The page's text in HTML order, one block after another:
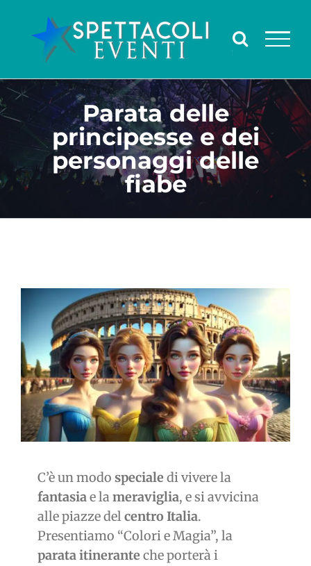
contenuto
Parata delle
principesse e dei
personaggi delle
fiabe
Ingrandisci
immagine
C’è un modo speciale di vivere la
fantasiae lameraviglia, e si avvicina
alle piazze delcentro Italia.
Presentiamo “Colori e Magia”, la
parata itinerante che porterà i